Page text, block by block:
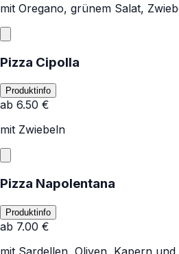
mit Oregano, grünem Salat,
Pizza Cipolla
Produktinfo
ab 6.50 €
mit Zwiebeln
Pizza Napolentana
Produktinfo
ab 7.00 €
mit Sardellen, Oliven, Kapern